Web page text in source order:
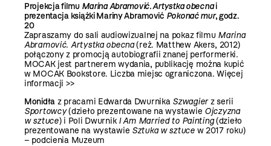
Projekcja filmu Marina Abramović. Artystka obecnai
prezentacja książki Mariny Abramović Pokonać mur, godz.
20
Zapraszamy do sali audiowizualnej na pokaz filmu Marina
Abramović. Artystka obecna(reż. Matthew Akers, 2012)
połączony z promocją autobiografii znanej performerki.
MOCAK jest partnerem wydania, publikację można kupić
w MOCAK Bookstore. Liczba miejsc ograniczona.Więcej
informacji >>
Monidła z pracami Edwarda Dwurnika Szwagierz serii
Sportowcy(dzieło prezentowane na wystawie Ojczyzna
w sztuce) i Poli Dwurnik I Am Married to Painting(dzieło
prezentowane na wystawie Sztuka w sztucew 2017 roku)
– podcienia Muzeum